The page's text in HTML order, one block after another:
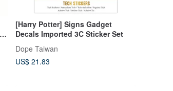
[Harry Potter] Signs Gadget
Decals Imported 3C Sticker Set
Dope Taiwan
US$ 21.83